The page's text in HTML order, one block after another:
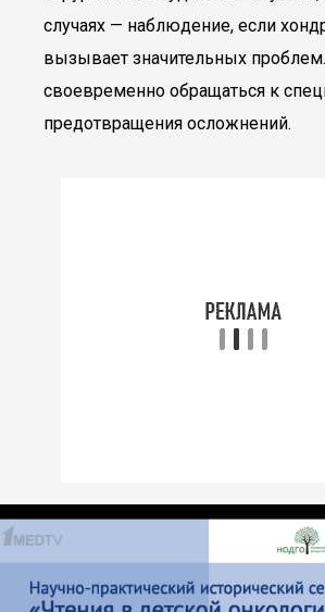
случаях — наблюдение, если
вызывает значительных
своевременно обращаться к
предотвращения осложнений.